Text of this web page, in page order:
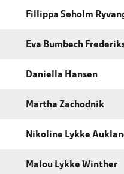
Fillippa Søholm
Eva Bumbech
Daniella Hansen
Martha Zachodnik
Nikoline Lykke
Malou Lykke Winther